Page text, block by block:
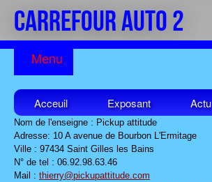
CARREFOUR AUTO 2
Acceuil Exposant Actu
Nom de l'enseigne : Pickup attitude
Adresse: 10 A avenue de Bourbon L'Ermitage
Ville : 97434 Saint Gilles les Bains
N° de tel : 06.92.98.63.46
Mail : thierry@pickupattitude.com